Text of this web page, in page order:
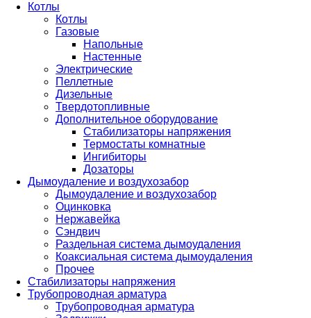
Котлы
Котлы
Газовые
Напольные
Настенные
Электрические
Пеллетные
Дизельные
Твердотопливные
Дополнительное оборудование
Стабилизаторы напряжения
Термостаты комнатные
Ингибиторы
Дозаторы
Дымоудаление и воздухозабор
Дымоудаление и воздухозабор
Оцинковка
Нержавейка
Сэндвич
Раздельная система дымоудаления
Коаксиальная система дымоудаления
Прочее
Стабилизаторы напряжения
Трубопроводная арматура
Трубопроводная арматура